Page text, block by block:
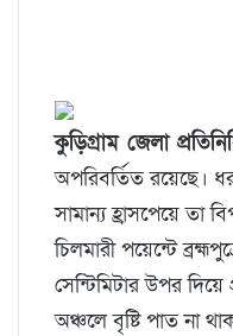
কুড়িগ্রাম জেলা
অপরিবর্তিত রয়েছে।
সামান্য হ্রাসপেয়ে তা
চিলমারী পয়েন্টে
সেন্টিমিটার উপর
অঞ্চলে বৃষ্টি পাত না